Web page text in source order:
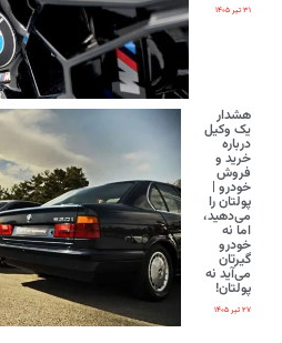
۳۱ تیر ۱۴۰۵
هشدار
یک وکیل
درباره
خرید و
فروش
خودرو |
پولتان را
می‌دهید،
اما نه
خودرو
گیرتان
می‌آید نه
پولتان!
۲۷ تیر ۱۴۰۵